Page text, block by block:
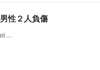
性２人負傷
...